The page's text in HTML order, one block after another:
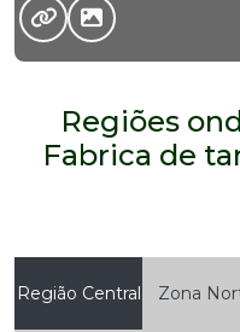
Regiões
Fabrica de
Região Central Zona